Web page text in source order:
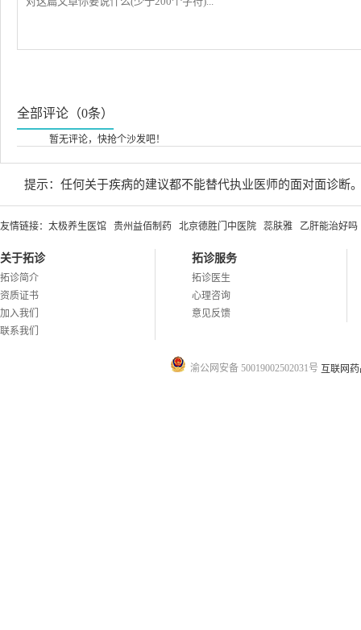
全部评论（0条）
暂无评论，快抢个沙发吧！
提示：任何关于疾病的建议都不能替代执业医师的面对面诊断
友情链接： 太极养生医馆 贵州益佰制药 北京德胜门中医院 蕊肤雅 乙肝能治好吗
关于拓诊
拓诊简介
资质证书
加入我们
联系我们
拓诊服务
拓诊医生
心理咨询
意见反馈
渝公网安备 50019002502031号 互联网